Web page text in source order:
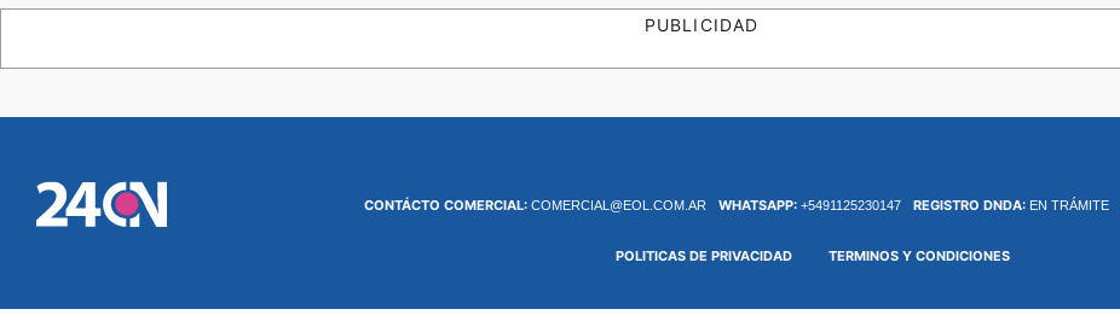
PUBLICIDAD
CONTÁCTO COMERCIAL: COMERCIAL@EOL.COM.AR WHATSAPP: +5491125230147 REGISTRO DNDA: EN TRÁMITE
POLITICAS DE PRIVACIDAD TERMINOS Y CONDICIONES